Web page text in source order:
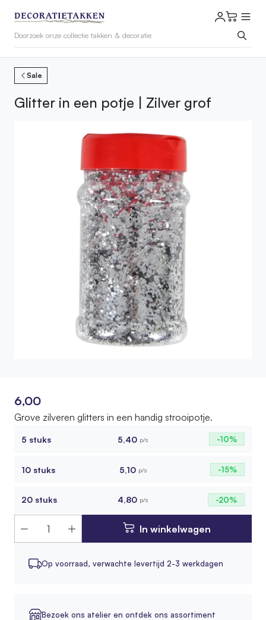
Sale
Glitter in een potje | Zilver grof
6,00
Grove zilveren glitters in een handig strooipotje.
5 stuks 5,40 p/s -10%
10 stuks 5,10 p/s -15%
20 stuks 4,80 p/s -20%
In winkelwagen
Op voorraad, verwachte levertijd 2-3 werkdagen
Bezoek ons atelier en ontdek ons assortiment